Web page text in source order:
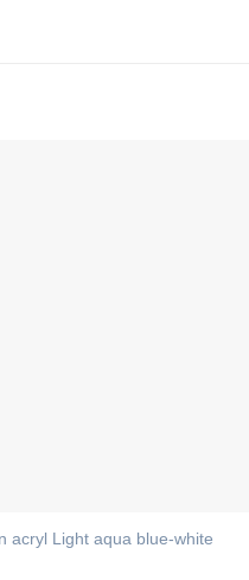
acryl Light aqua blue-white